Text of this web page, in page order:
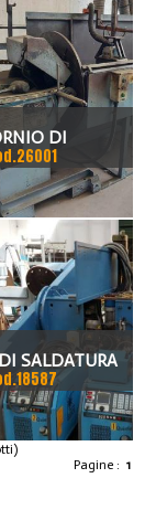
DI
CON
A TAVOLA
SALDATURA
Pagine : 1